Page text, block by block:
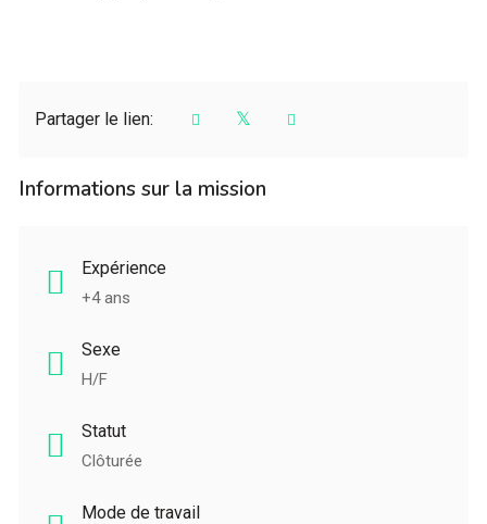
Partager le lien:
Informations sur la mission
Expérience
+4 ans
Sexe
H/F
Statut
Clôturée
Mode de travail